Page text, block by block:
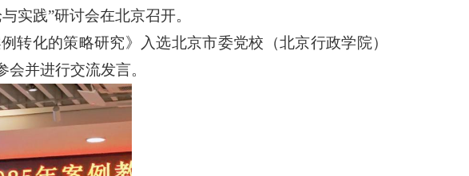
实践”研讨会在北京召开。
转化的策略研究》入选北京市委党校（北京行政学院）
并进行交流发言。